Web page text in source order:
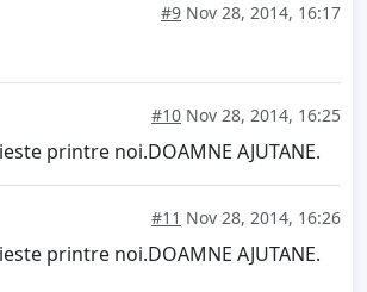
#9 Nov 28, 2014, 16:17
#10 Nov 28, 2014, 16:25
printre noi.DOAMNE AJUTANE.
#11 Nov 28, 2014, 16:26
printre noi.DOAMNE AJUTANE.